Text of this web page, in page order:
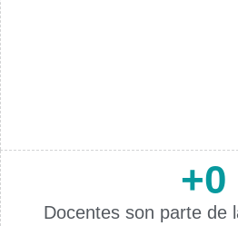
Docentes son parte de
+0